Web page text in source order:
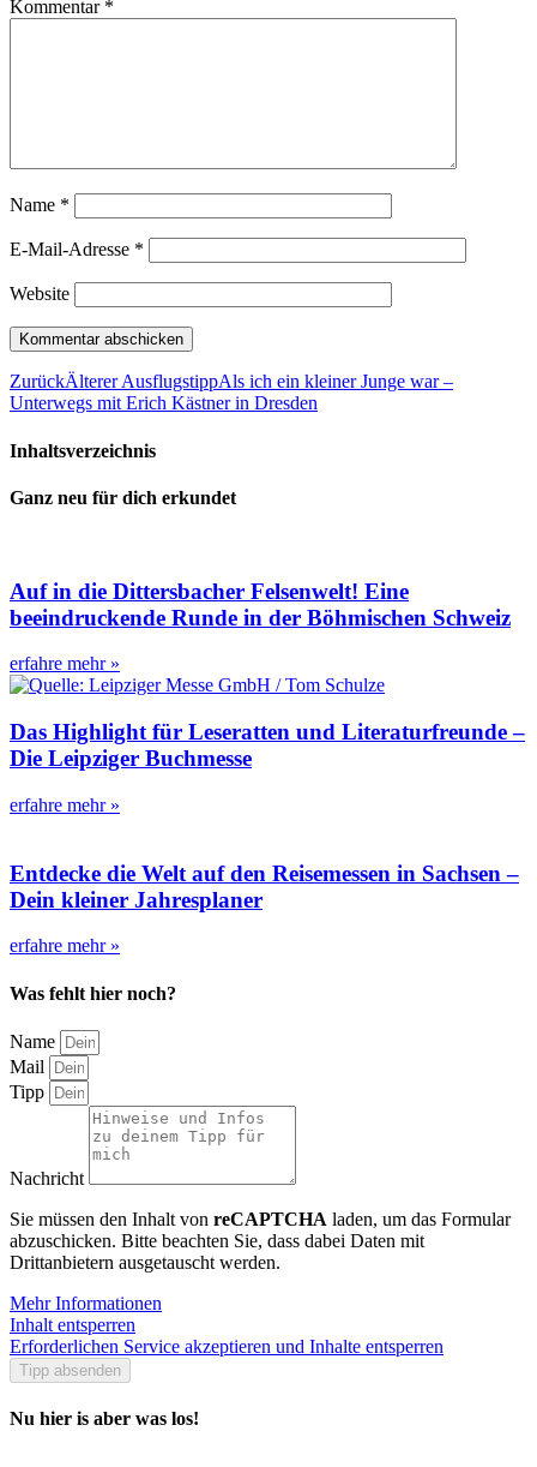
Kommentar *
Name *
E-Mail-Adresse *
Website
ZurückÄlterer AusflugstippAls ich ein kleiner Junge war –
Unterwegs mit Erich Kästner in Dresden
Inhaltsverzeichnis
Ganz neu für dich erkundet
Auf in die Dittersbacher Felsenwelt! Eine
beeindruckende Runde in der Böhmischen Schweiz
erfahre mehr »
Das Highlight für Leseratten und Literaturfreunde –
Die Leipziger Buchmesse
erfahre mehr »
Entdecke die Welt auf den Reisemessen in Sachsen –
Dein kleiner Jahresplaner
erfahre mehr »
Was fehlt hier noch?
Name
Mail
Tipp
Nachricht
Sie müssen den Inhalt von reCAPTCHA laden, um das Formular
abzuschicken. Bitte beachten Sie, dass dabei Daten mit
Drittanbietern ausgetauscht werden.
Mehr Informationen
Inhalt entsperren
Erforderlichen Service akzeptieren und Inhalte entsperren
Tipp absenden
Nu hier is aber was los!